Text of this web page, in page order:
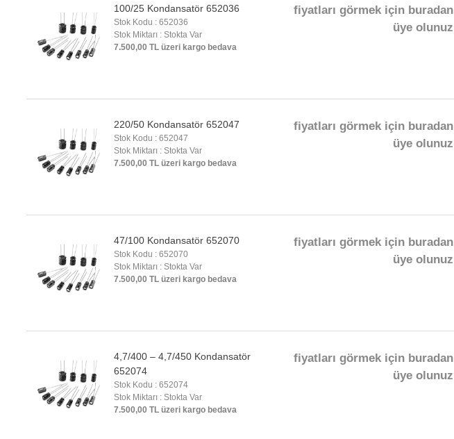
100/25 Kondansatör 652036
Stok Kodu : 652036
Stok Miktarı : Stokta Var
7.500,00 TL üzeri kargo bedava
fiyatları görmek için buradan
üye olunuz
220/50 Kondansatör 652047
Stok Kodu : 652047
Stok Miktarı : Stokta Var
7.500,00 TL üzeri kargo bedava
fiyatları görmek için buradan
üye olunuz
47/100 Kondansatör 652070
Stok Kodu : 652070
Stok Miktarı : Stokta Var
7.500,00 TL üzeri kargo bedava
fiyatları görmek için buradan
üye olunuz
4,7/400 – 4,7/450 Kondansatör
652074
Stok Kodu : 652074
Stok Miktarı : Stokta Var
7.500,00 TL üzeri kargo bedava
fiyatları görmek için buradan
üye olunuz